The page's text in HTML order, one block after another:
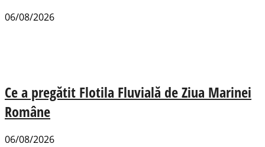
06/08/2026
Ce a pregătit Flotila Fluvială de Ziua Marinei
Române
06/08/2026